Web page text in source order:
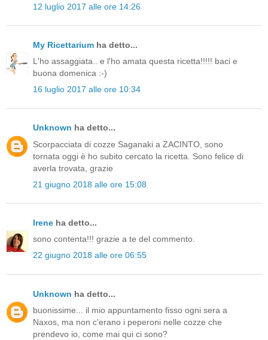
12 luglio 2017 alle ore 14:26
My Ricettarium ha detto...
L'ho assaggiata.. e l'ho amata questa ricetta!!!!! baci e
buona domenica :-)
16 luglio 2017 alle ore 10:34
Unknown ha detto...
Scorpacciata di cozze Saganaki a ZACINTO, sono
tornata oggi è ho subito cercato la ricetta. Sono felice di
averla trovata, grazie
21 giugno 2018 alle ore 15:08
Irene ha detto...
sono contenta!!! grazie a te del commento.
22 giugno 2018 alle ore 06:55
Unknown ha detto...
buonissime... il mio appuntamento fisso ogni sera a
Naxos, ma non c'erano i peperoni nelle cozze che
prendevo io, come mai qui ci sono?